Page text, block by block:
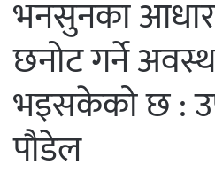
भनसुनका
छनोट गर्ने
भइसकेको छ :
पौडेल